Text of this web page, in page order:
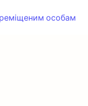
особам